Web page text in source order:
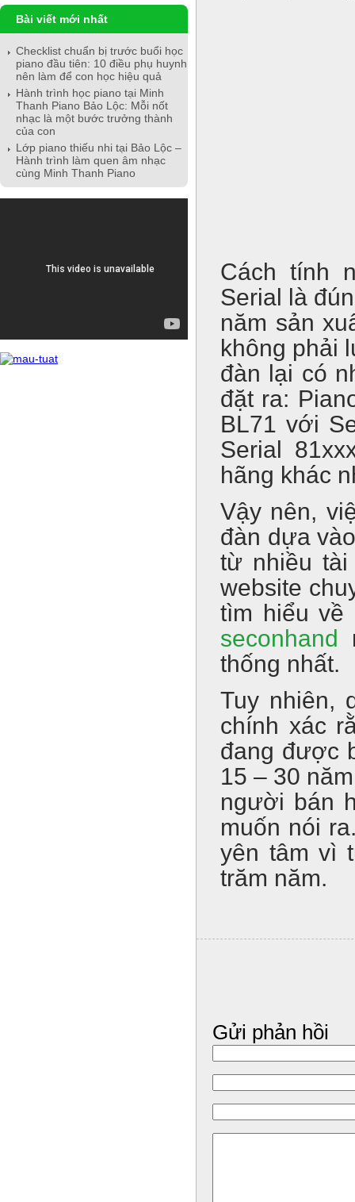
Bài viết mới nhất
Checklist chuẩn bị trước buổi học
piano đầu tiên: 10 điều phụ huynh
nên làm để con học hiệu quả
Hành trình học piano tại Minh
Thanh Piano Bảo Lộc: Mỗi nốt
nhạc là một bước trưởng thành
của con
Lớp piano thiếu nhi tại Bảo Lộc –
Hành trình làm quen âm nhạc
cùng Minh Thanh Piano
Cách tính
Serial là
năm sản
không phải
đàn lại có
đặt ra:
BL71 với
Serial
hãng khác
Vậy nên,
đàn dựa
từ nhiều
website
tìm hiểu về
seconhand
thống nhất.
Tuy nhiên,
chính xác
đang được
15 – 30
người bán
muốn nói
yên tâm vì
trăm năm.
Gửi phản hồi